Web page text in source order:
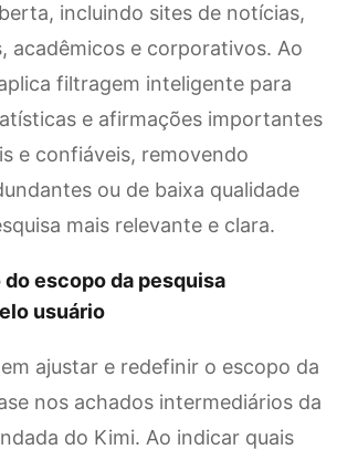
incluindo sites de notícias,
acadêmicos e corporativos. Ao
filtragem inteligente para
e afirmações importantes
e confiáveis, removendo
ou de baixa qualidade
mais relevante e clara.
escopo da pesquisa
usuário
ajustar e redefinir o escopo da
nos achados intermediários da
do Kimi. Ao indicar quais